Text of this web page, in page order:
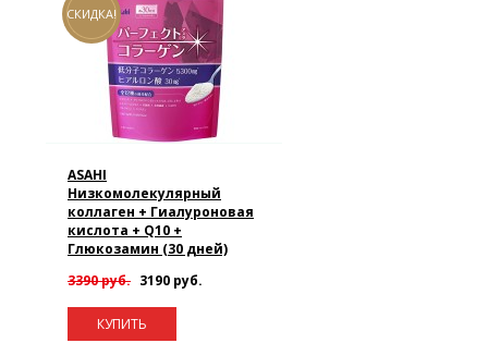
СКИДКА!
ASAHI
Низкомолекулярный
коллаген + Гиалуроновая
кислота + Q10 +
Глюкозамин (30 дней)
3390 руб. 3190 руб.
КУПИТЬ